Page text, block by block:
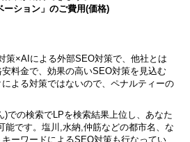
ション」のご費用(価格)
策×AIによる外部SEO対策で、他社とは
料金で、効果の高いSEO対策を見込む
よる対策ではないので、ペナルティーの
)での検索でLPを検索結果上位し、あなた
能です。塩川,水納,仲筋などの都市名、な
ーワードによるSEO対策も行なってい